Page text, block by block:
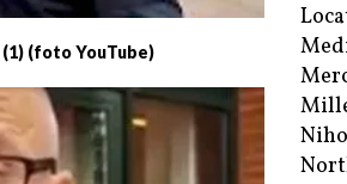
(1) (foto YouTube)